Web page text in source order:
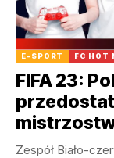
E-SPORT FC HOT
FIFA 23:
Zespół Biało-